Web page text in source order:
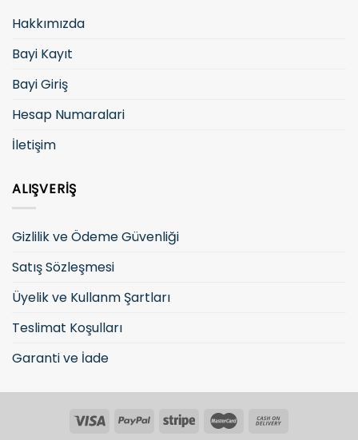
Hakkımızda
Bayi Kayıt
Bayi Giriş
Hesap Numaralari
İletişim
ALIŞVERIŞ
Gizlilik ve Ödeme Güvenliği
Satış Sözleşmesi
Üyelik ve Kullanm Şartları
Teslimat Koşulları
Garanti ve İade